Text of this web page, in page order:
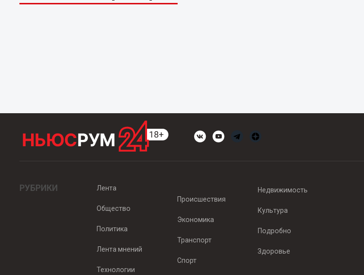
РУБРИКИ Лента
Общество
Политика
Лента мнений
Технологии
Происшествия
Экономика
Транспорт
Спорт
Недвижимость
Культура
Подробно
Здоровье